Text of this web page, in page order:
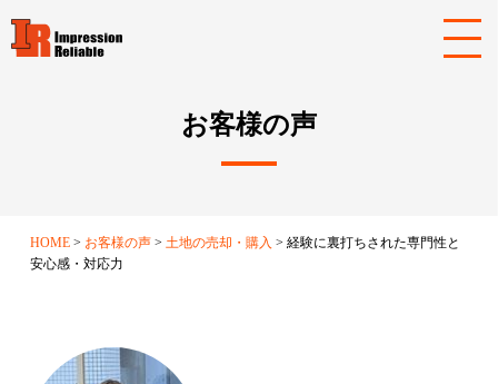
お客様の声
HOME お客様の声 土地の売却・購入
経験に裏打ちされた専門性と
安心感・対応力